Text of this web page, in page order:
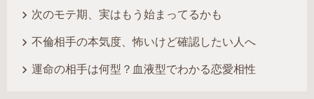
次のモテ期、実はもう始まってるかも
不倫相手の本気度、怖いけど確認したい人へ
運命の相手は何型？血液型でわかる恋愛相性